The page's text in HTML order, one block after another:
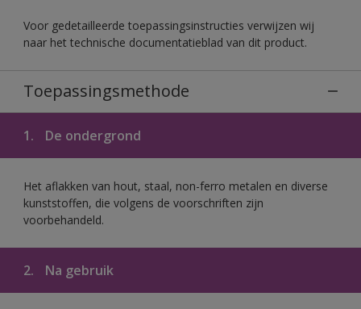
Voor gedetailleerde toepassingsinstructies verwijzen wij
naar het technische documentatieblad van dit product.
Toepassingsmethode
1. De ondergrond
Het aflakken van hout, staal, non-ferro metalen en diverse
kunststoffen, die volgens de voorschriften zijn
voorbehandeld.
2. Na gebruik